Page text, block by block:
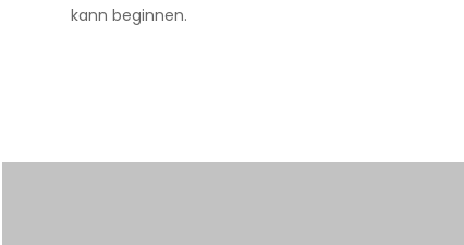
kann beginnen.